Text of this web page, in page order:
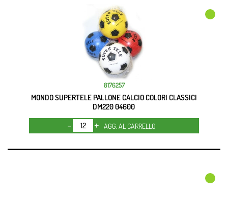
8176257
MONDO SUPERTELE PALLONE CALCIO COLORI CLASSICI
DM220 04600
Quantità
AGG. AL CARRELLO